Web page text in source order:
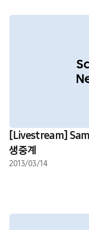
[Livestream]
생중계
2013/03/14